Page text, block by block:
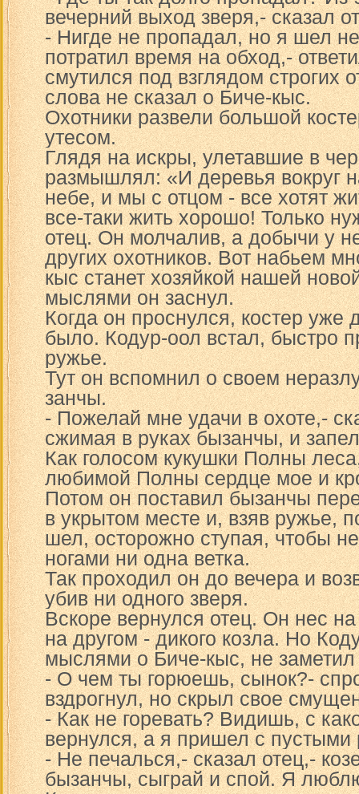
вечерний выход зверя,- сказал
- Нигде не пропадал, но я шел
потратил время на обход,-
смутился под взглядом строгих
слова не сказал о Биче-кыс.
Охотники развели большой
утесом.
Глядя на искры, улетавшие в
размышлял: «И деревья вокруг
небе, и мы с отцом - все хотят
все-таки жить хорошо! Только
отец. Он молчалив, а добычи у
других охотников. Вот набьем
кыс станет хозяйкой нашей
мыслями он заснул.
Когда он проснулся, костер уже
было. Кодур-оол встал, быстро
ружье.
Тут он вспомнил о своем
занчы.
- Пожелай мне удачи в охоте,-
сжимая в руках бызанчы, и
Как голосом кукушки Полны
любимой Полны сердце мое и
Потом он поставил бызанчы
в укрытом месте и, взяв ружье,
шел, осторожно ступая, чтобы
ногами ни одна ветка.
Так проходил он до вечера и
убив ни одного зверя.
Вскоре вернулся отец. Он нес
на другом - дикого козла. Но
мыслями о Биче-кыс, не заметил
- О чем ты горюешь, сынок?-
вздрогнул, но скрыл свое
- Как не горевать? Видишь, с
вернулся, а я пришел с пустыми
- Не печалься,- сказал отец,-
бызанчы, сыграй и спой. Я